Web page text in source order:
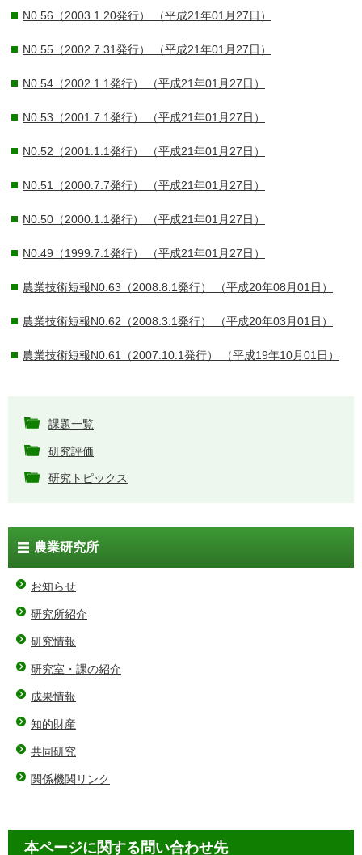
N0.56（2003.1.20発行） （平成21年01月27日）
N0.55（2002.7.31発行） （平成21年01月27日）
N0.54（2002.1.1発行） （平成21年01月27日）
N0.53（2001.7.1発行） （平成21年01月27日）
N0.52（2001.1.1発行） （平成21年01月27日）
N0.51（2000.7.7発行） （平成21年01月27日）
N0.50（2000.1.1発行） （平成21年01月27日）
N0.49（1999.7.1発行） （平成21年01月27日）
農業技術短報N0.63（2008.8.1発行） （平成20年08月01日）
農業技術短報N0.62（2008.3.1発行） （平成20年03月01日）
農業技術短報N0.61（2007.10.1発行） （平成19年10月01日）
課題一覧
研究評価
研究トピックス
農業研究所
お知らせ
研究所紹介
研究情報
研究室・課の紹介
成果情報
知的財産
共同研究
関係機関リンク
本ページに関する問い合わせ先